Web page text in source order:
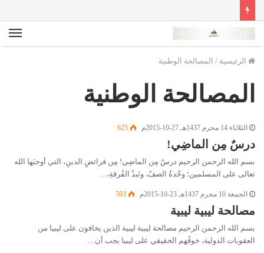
الرئيسية / المصالحة الوطنية
المصالحة الوطنية
الثلاثاء 14 محرم 1437هـ 27-10-2015م 625
درسٌ مِن الماضِي!
بسم الله الرحمن الرحيم درسٌ مِن الماضِي! مِن فرائضِ الدينِ، التي أوجبَها الله
تعالى على المسلمين؛ وحْدةُ الصفّ، ونَبذُ الفُرقةِ،…
الجمعة 10 محرم 1437هـ 23-10-2015م 593
مصالحة ليبية ليبية
بسم الله الرحمن الرحيم مصالحة ليبية ليبية الذين يخافون على ليبيا من
العقوبات الدولية، خوفُهم الحقيقي على ليبيا يجب أن…